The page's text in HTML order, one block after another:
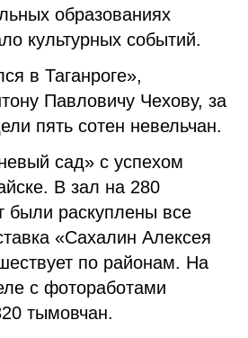
образованиях
культурных событий.
в Таганроге»,
Павловичу Чехову, за
пять сотен невельчан.
сад» с успехом
В зал на 280
были раскуплены все
«Сахалин Алексея
по районам. На
с фотоработами
тымовчан.